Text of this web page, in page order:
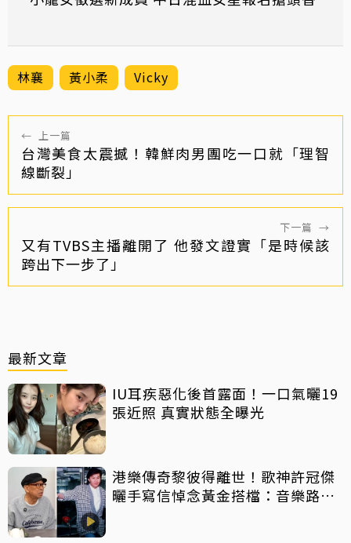
林襄 黃小柔 Vicky
← 上一篇
台灣美食太震撼！韓鮮肉男團吃一口就「理智
線斷裂」
下一篇 →
又有TVBS主播離開了 他發文證實「是時候該
跨出下一步了」
最新文章
IU耳疾惡化後首露面！一口氣曬19
張近照 真實狀態全曝光
港樂傳奇黎彼得離世！歌神許冠傑
曬手寫信悼念黃金搭檔：音樂路上